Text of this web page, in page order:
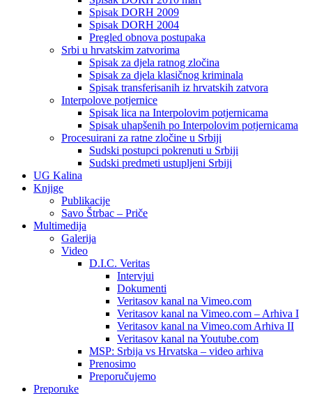
Spisak DORH 2009
Spisak DORH 2004
Pregled obnova postupaka
Srbi u hrvatskim zatvorima
Spisak za djela ratnog zločina
Spisak za djela klasičnog kriminala
Spisak transferisanih iz hrvatskih zatvora
Interpolove potjernice
Spisak lica na Interpolovim potjernicama
Spisak uhapšenih po Interpolovim potjernicama
Procesuirani za ratne zločine u Srbiji
Sudski postupci pokrenuti u Srbiji
Sudski predmeti ustupljeni Srbiji
UG Kalina
Knjige
Publikacije
Savo Štrbac – Priče
Multimedija
Galerija
Video
D.I.C. Veritas
Intervjui
Dokumenti
Veritasov kanal na Vimeo.com
Veritasov kanal na Vimeo.com – Arhiva I
Veritasov kanal na Vimeo.com Arhiva II
Veritasov kanal na Youtube.com
MSP: Srbija vs Hrvatska – video arhiva
Prenosimo
Preporučujemo
Preporuke